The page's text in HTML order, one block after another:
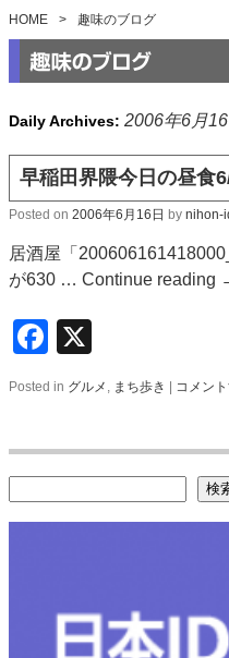
HOME > 趣味のブログ
Daily Archives: 2006年6月
早稲田界隈今日の昼食
Posted on 2006年6月16日 by nihon-
居酒屋「
が630 … Continue reading
Facebook
Posted in グルメ , まち歩き コメン
検